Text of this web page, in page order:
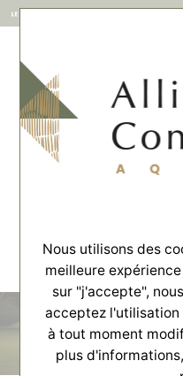
Nous utilisons des
meilleure
sur "j'accepte",
acceptez l'utilisation
à tout moment
plus